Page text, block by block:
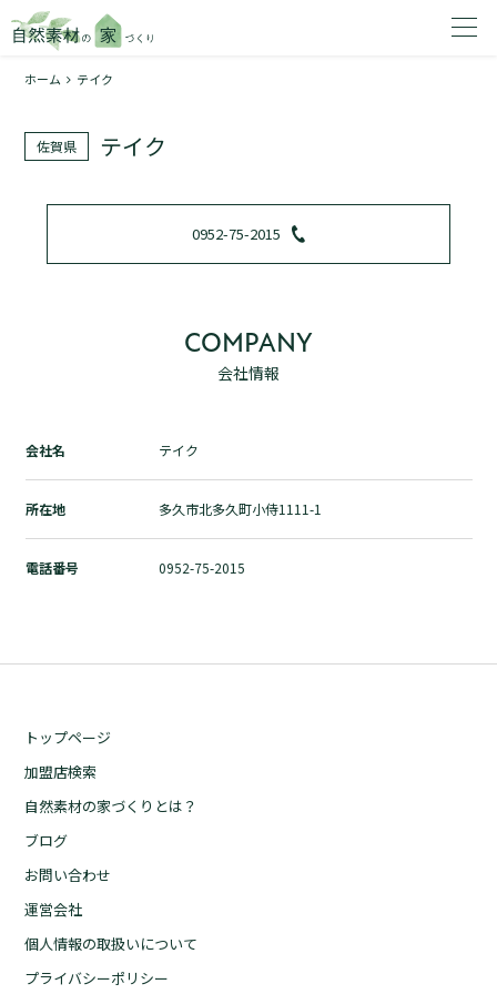
1
トップページ
加盟店検索
自然素材の家づくりとは？
ホーム テイク
佐賀県 テイク
0952-75-2015
COMPANY
会社情報
会社名 テイク
所在地 多久市北多久町小侍1111-1
電話番号 0952-75-2015
トップページ
加盟店検索
自然素材の家づくりとは？
ブログ
お問い合わせ
運営会社
個人情報の取扱いについて
プライバシーポリシー